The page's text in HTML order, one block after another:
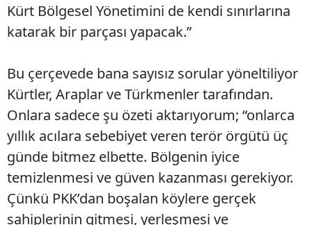
Kürt Bölgesel Yönetimini de kendi sınırlarına
katarak bir parçası yapacak.”
Bu çerçevede bana sayısız sorular yöneltiliyor
Kürtler, Araplar ve Türkmenler tarafından.
Onlara sadece şu özeti aktarıyorum; “onlarca
yıllık acılara sebebiyet veren terör örgütü üç
günde bitmez elbette. Bölgenin iyice
temizlenmesi ve güven kazanması gerekiyor.
Çünkü PKK’dan boşalan köylere gerçek
sahiplerinin gitmesi, yerleşmesi ve